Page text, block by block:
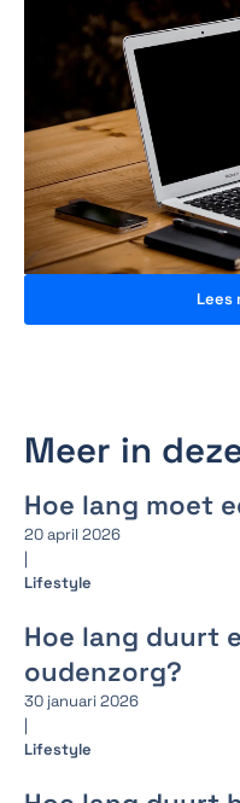
Lees
Meer in
Hoe lang moet
20 april 2026
Lifestyle
Hoe lang duurt
oudenzorg?
30 januari 2026
Lifestyle